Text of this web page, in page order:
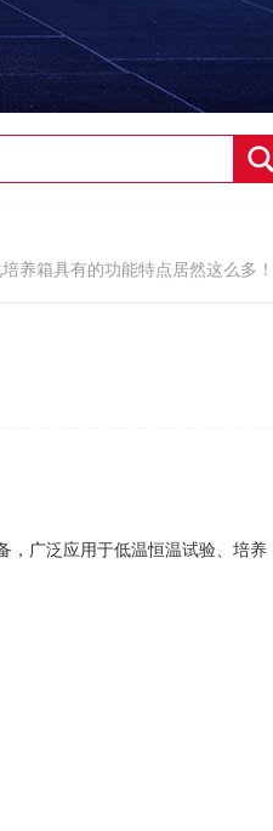
养箱具有的功能特点居然这么多！
广泛应用于低温恒温试验、培养